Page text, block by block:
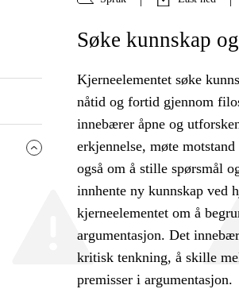
Søke kunnskap
Kjerneelementet søke
nåtid og fortid gjennom
innebærer åpne og
erkjennelse, møte
også om å stille spørsmål
innhente ny kunnskap ved
kjerneelementet om å
argumentasjon. Det
kritisk tenkning, å skille
premisser i argumentasjon.